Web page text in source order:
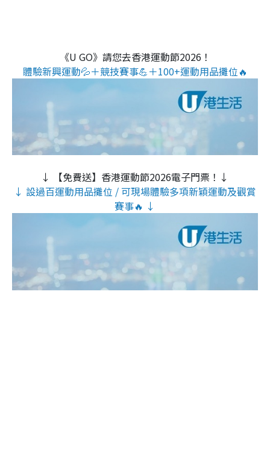
《U GO》請您去香港運動節2026！
體驗新興運動💦＋競技賽事💪＋100+運動用品攤位🔥
↓ 【免費送】香港運動節2026電子門票！↓
↓ 設過百運動用品攤位 / 可現場體驗多項新穎運動及觀賞
賽事🔥 ↓